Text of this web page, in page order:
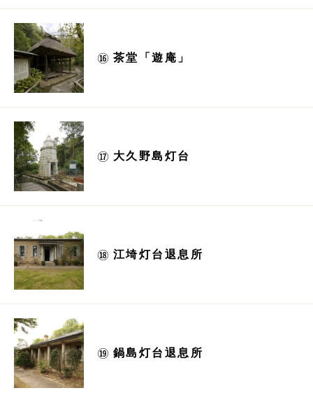
茶堂「遊庵」
大久野島灯台
江埼灯台退息所
鍋島灯台退息所